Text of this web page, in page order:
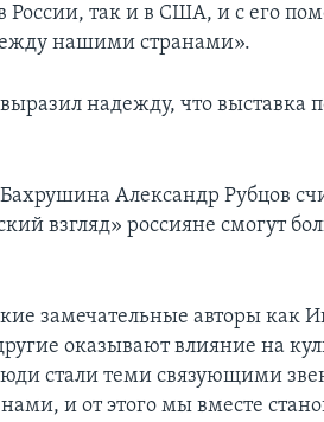
России, так и в США, и с его
нашими странами».
надежду, что выставка
Александр Рубцов
взгляд» россияне смогут
замечательные авторы как
оказывают влияние на
стали теми связующими
и от этого мы вместе